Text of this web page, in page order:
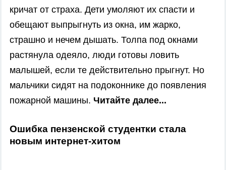
кричат от страха. Дети умоляют их спасти и
обещают выпрыгнуть из окна, им жарко,
страшно и нечем дышать. Толпа под окнами
растянула одеяло, люди готовы ловить
малышей, если те действительно прыгнут. Но
мальчики сидят на подоконнике до появления
пожарной машины. Читайте далее...
Ошибка пензенской студентки стала
новым интернет-хитом